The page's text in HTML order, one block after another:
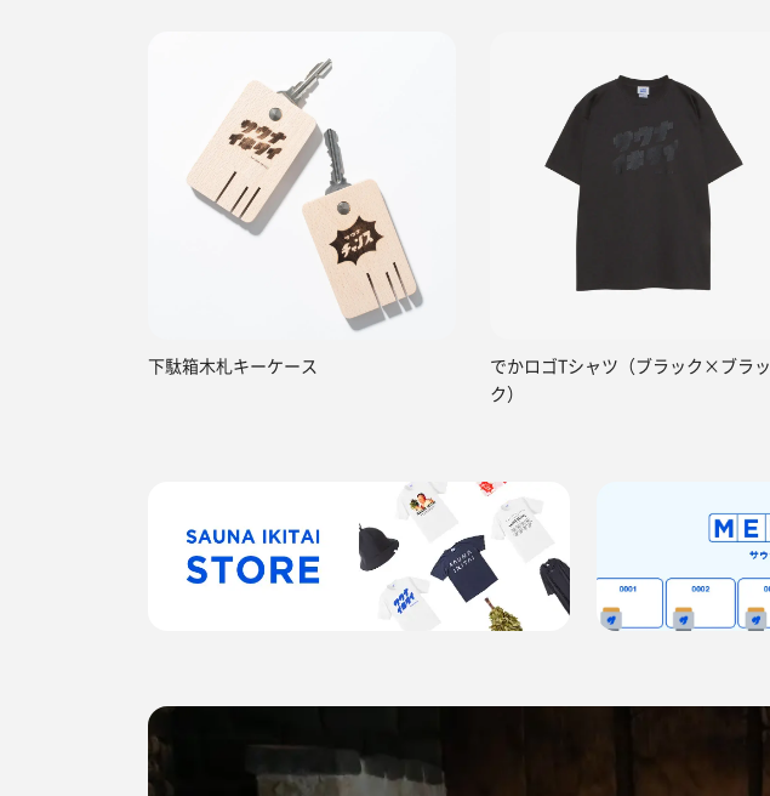
下駄箱木札キーケース
でかロゴTシャツ（ブラック×ブラッ
ク）